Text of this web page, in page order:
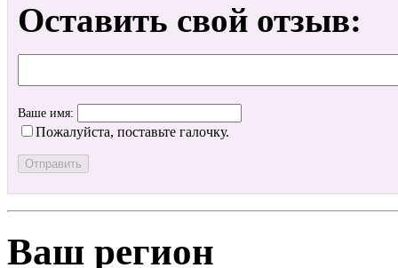
Оставить свой отзыв:
Ваше имя:
Пожалуйста, поставьте галочку.
Ваш регион